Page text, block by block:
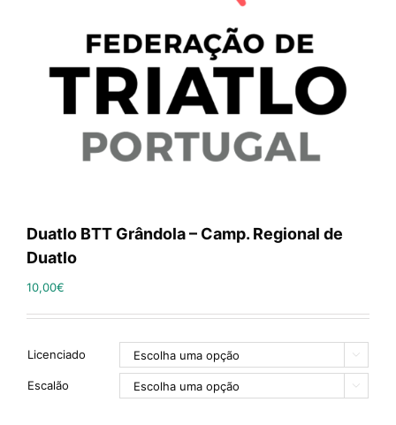
Duatlo BTT Grândola – Camp. Regional de
Duatlo
10,00€
Licenciado 
Escalão 